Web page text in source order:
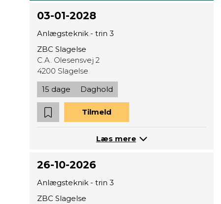
03-01-2028
Anlægsteknik - trin 3
ZBC Slagelse
C.A. Olesensvej 2
4200 Slagelse
15 dage
Daghold
Tilmeld
Læs mere
26-10-2026
Anlægsteknik - trin 3
ZBC Slagelse